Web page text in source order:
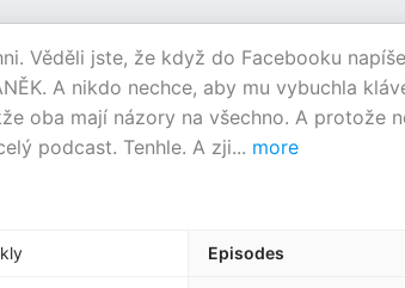
Věděli jste, že když do Facebooku
A nikdo nechce, aby mu vybuchla
oba mají názory na všechno. A protože
podcast. Tenhle. A zji... more
Episodes